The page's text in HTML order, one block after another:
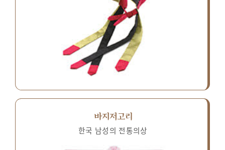
바지저고리
한국 남성의 전통의상